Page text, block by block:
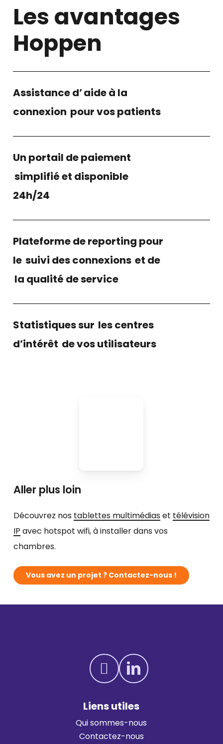
Les avantages
Hoppen
Assistance d’aide à la
connexion pour vos patients
Un portail de paiement
simplifié et disponible
24h/24
Plateforme de reporting pour
le suivi des connexions et de
la qualité de service
Statistiques sur les centres
d’intérêt de vos utilisateurs
Aller plus loin
Découvrez nos tablettes multimédiaset télévision
IP avec hotspot wifi, à installer dans vos
chambres.
Vous avez un projet ? Contactez-nous !
Liens utiles
Qui sommes-nous
Contactez-nous